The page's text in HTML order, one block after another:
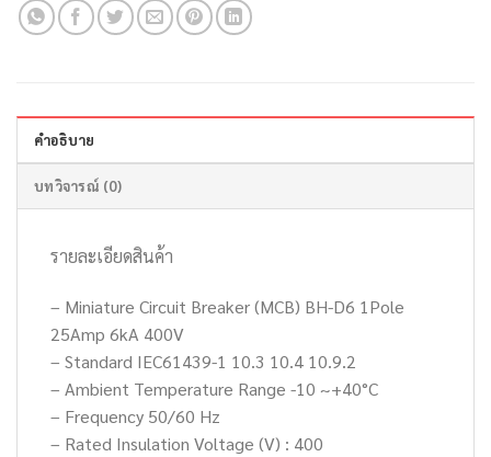
คำอธิบาย
บทวิจารณ์ (0)
รายละเอียดสินค้า
– Miniature Circuit Breaker (MCB) BH-D6 1Pole
25Amp 6kA 400V
– Standard IEC61439-1 10.3 10.4 10.9.2
– Ambient Temperature Range -10 ~+40°C
– Frequency 50/60 Hz
– Rated Insulation Voltage (V) : 400